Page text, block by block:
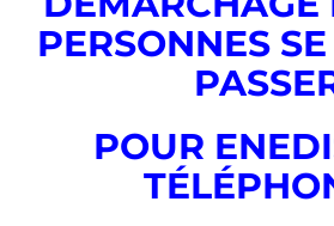
PERSONNES
POUR